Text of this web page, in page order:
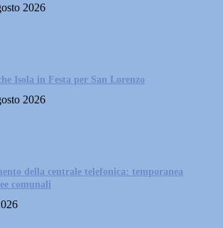
2026
Isola in Festa per San Lorenzo
2026
della centrale telefonica: temporanea
comunali